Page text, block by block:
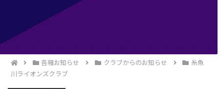
各種お知らせ クラブからのお知らせ
糸魚
川ライオンズクラブ